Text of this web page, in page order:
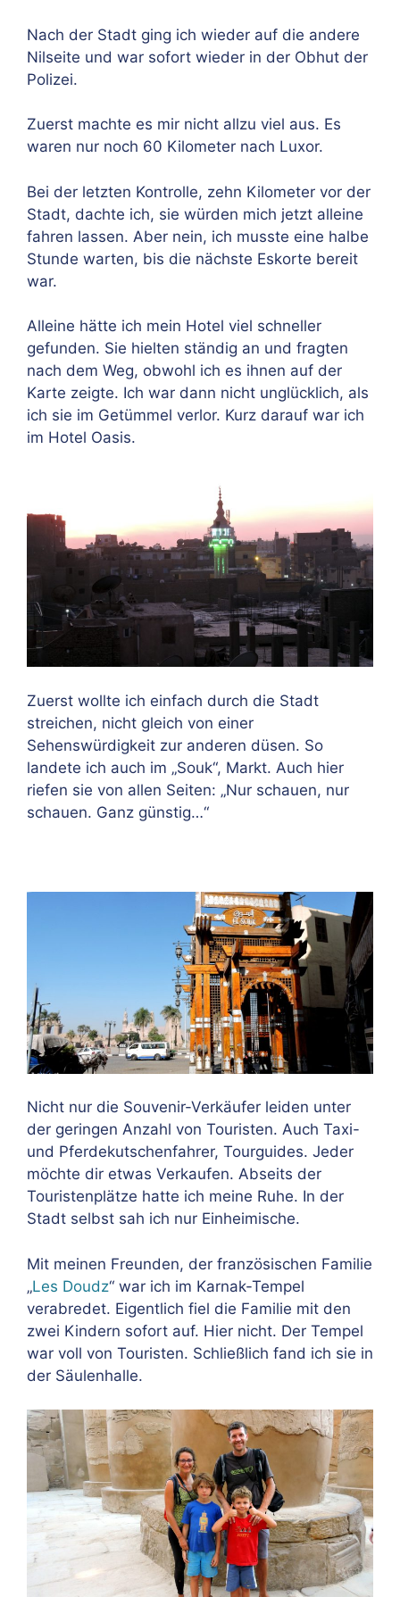
Nach der Stadt ging ich wieder auf die andere
Nilseite und war sofort wieder in der Obhut der
Polizei.
Zuerst machte es mir nicht allzu viel aus. Es
waren nur noch 60 Kilometer nach Luxor.
Bei der letzten Kontrolle, zehn Kilometer vor der
Stadt, dachte ich, sie würden mich jetzt alleine
fahren lassen. Aber nein, ich musste eine halbe
Stunde warten, bis die nächste Eskorte bereit
war.
Alleine hätte ich mein Hotel viel schneller
gefunden. Sie hielten ständig an und fragten
nach dem Weg, obwohl ich es ihnen auf der
Karte zeigte. Ich war dann nicht unglücklich, als
ich sie im Getümmel verlor. Kurz darauf war ich
im Hotel Oasis.
Zuerst wollte ich einfach durch die Stadt
streichen, nicht gleich von einer
Sehenswürdigkeit zur anderen düsen. So
landete ich auch im „Souk“, Markt. Auch hier
riefen sie von allen Seiten: „Nur schauen, nur
schauen. Ganz günstig…“
Nicht nur die Souvenir-Verkäufer leiden unter
der geringen Anzahl von Touristen. Auch Taxi-
und Pferdekutschenfahrer, Tourguides. Jeder
möchte dir etwas Verkaufen. Abseits der
Touristenplätze hatte ich meine Ruhe. In der
Stadt selbst sah ich nur Einheimische.
Mit meinen Freunden, der französischen Familie
„Les Doudz“ war ich im Karnak-Tempel
verabredet. Eigentlich fiel die Familie mit den
zwei Kindern sofort auf. Hier nicht. Der Tempel
war voll von Touristen. Schließlich fand ich sie in
der Säulenhalle.